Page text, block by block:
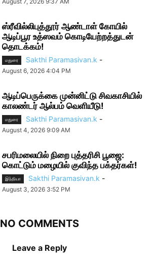
ஸ்ரீவில்லிபுத்தூர் ஆண்டாள் கோயில்
ஆடிப்பூர உத்ஸவம் கொடியேற்றத்துடன்
தொடக்கம்!
மதுரை Sakthi Paramasivan.k -
August 6, 2026 4:04 PM
ஆடிப்பெருக்கை முன்னிட்டு சிவகாசியில்
காலண்டர் ஆல்பம் வெளியீடு!
மதுரை Sakthi Paramasivan.k -
August 4, 2026 9:09 AM
சபரிமலையில் நிறை புத்தரிசி பூஜை:
கொட்டும் மழையில் குவிந்த பக்தர்கள்!
இந்தியா Sakthi Paramasivan.k -
August 3, 2026 3:52 PM
NO COMMENTS
Leave a Reply